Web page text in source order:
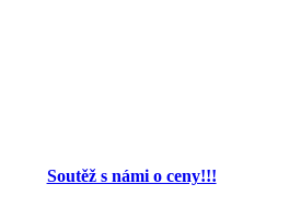
Soutěž s námi o ceny!!!